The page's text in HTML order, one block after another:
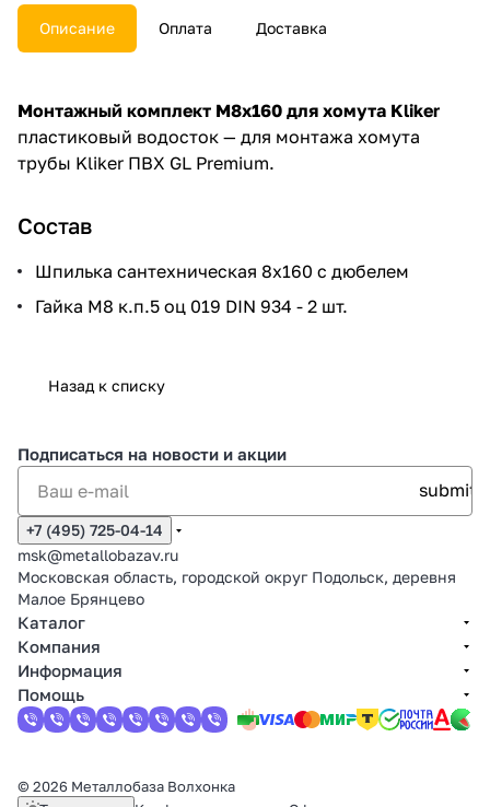
Описание Оплата Доставка
Монтажный комплект М8х160 для хомута Kliker
пластиковый водосток — для монтажа хомута
трубы Kliker ПВХ GL Premium.
Состав
Шпилька сантехническая 8х160 с дюбелем
Гайка М8 к.п.5 оц 019 DIN 934 - 2 шт.
Назад к списку
Подписаться на новости и акции
+7 (495) 725-04-14
msk@metallobazav.ru
Московская область, городской округ Подольск, деревня
Малое Брянцево
Каталог
Компания
Информация
Помощь
© 2026 Металлобаза Волхонка